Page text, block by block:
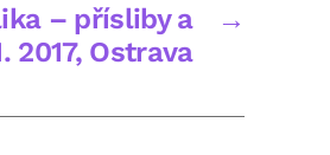
→
– přísliby a
2017, Ostrava